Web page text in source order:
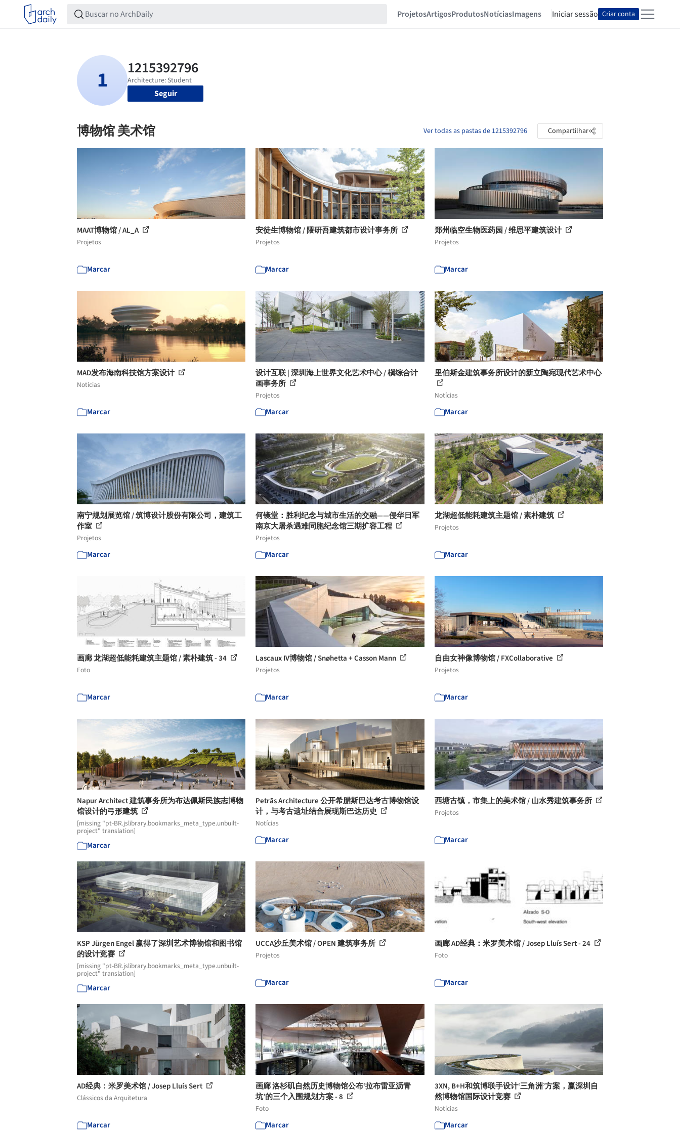
ProjetosArtigosProdutosNotíciasImagens Iniciar sessão Criar conta
Seguir
博物馆 美术馆 Ver todas as pastas de 1215392796 Compartilhar
MAAT博物馆 / AL_A
Projetos
Marcar
安徒生博物馆 / 隈研吾建筑都市设计事务所
Projetos
Marcar
郑州临空生物医药园 / 维思平建筑设计
Projetos
Marcar
MAD发布海南科技馆方案设计
Notícias
Marcar
设计互联 | 深圳海上世界文化艺术中心 / 槇综合计
画事务所
Projetos
Marcar
里伯斯金建筑事务所设计的新立陶宛现代艺术中心
Notícias
Marcar
南宁规划展览馆 / 筑博设计股份有限公司，建筑工
作室
Projetos
Marcar
何镜堂：胜利纪念与城市生活的交融——侵华日军
南京大屠杀遇难同胞纪念馆三期扩容工程
Projetos
Marcar
龙湖超低能耗建筑主题馆 / 素朴建筑
Projetos
Marcar
画廊 龙湖超低能耗建筑主题馆 / 素朴建筑 - 34
Foto
Marcar
Lascaux IV博物馆 / Snøhetta + Casson Mann
Projetos
Marcar
自由女神像博物馆 / FXCollaborative
Projetos
Marcar
Napur Architect 建筑事务所为布达佩斯民族志博物
馆设计的弓形建筑
[missing "pt-BR.jslibrary.bookmarks_meta_type.unbuilt-
project" translation]
Marcar
Petrās Architecture 公开希腊斯巴达考古博物馆设
计，与考古遗址结合展现斯巴达历史
Notícias
Marcar
西塘古镇，市集上的美术馆 / 山水秀建筑事务所
Projetos
Marcar
KSP Jürgen Engel 赢得了深圳艺术博物馆和图书馆
的设计竞赛
[missing "pt-BR.jslibrary.bookmarks_meta_type.unbuilt-
project" translation]
Marcar
UCCA沙丘美术馆 / OPEN 建筑事务所
Projetos
Marcar
画廊 AD经典：米罗美术馆 / Josep Lluís Sert - 24
Foto
Marcar
AD经典：米罗美术馆 / Josep Lluís Sert
Clássicos da Arquitetura
Marcar
画廊 洛杉矶自然历史博物馆公布‘拉布雷亚沥青
坑’的三个入围规划方案 - 8
Foto
Marcar
3XN, B+H和筑博联手设计‘三角洲’方案，赢深圳自
然博物馆国际设计竞赛
Notícias
Marcar